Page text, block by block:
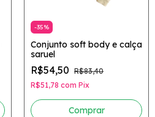
-35%
Conjunto soft body e calça
saruel
R$54,50 R$83,40
R$51,78 com Pix
Comprar